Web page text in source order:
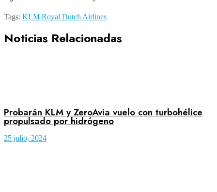
Tags: KLM Royal Dutch Airlines
Noticias Relacionadas
Probarán KLM y ZeroAvia vuelo con turbohélice
propulsado por hidrógeno
25 julio, 2024